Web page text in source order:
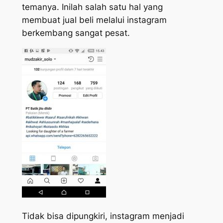
temanya. Inilah salah satu hal yang
membuat jual beli melalui instagram
berkembang sangat pesat.
Tidak bisa dipungkiri, instagram menjadi